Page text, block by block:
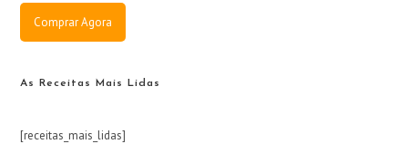
Comprar Agora
As Receitas Mais Lidas
[receitas_mais_lidas]